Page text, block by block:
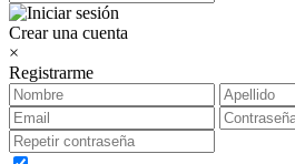
Crear una cuenta
×
Registrarme